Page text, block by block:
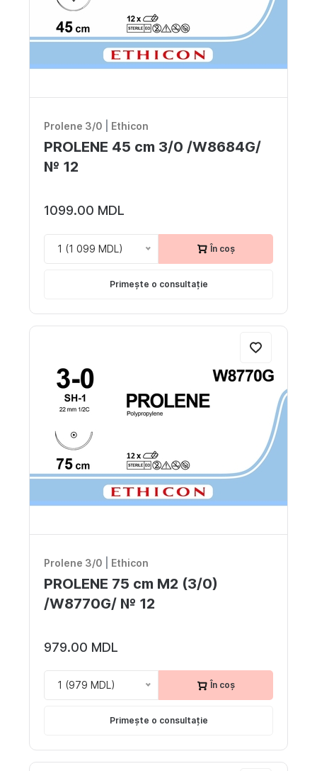
Prolene 3/0 Ethicon
PROLENE 45 cm 3/0 /W8684G/
№ 12
1099.00 MDL
1 (1 099 MDL) În coș
Primește o consultație
Prolene 3/0 Ethicon
PROLENE 75 cm M2 (3/0)
/W8770G/ № 12
979.00 MDL
1 (979 MDL) În coș
Primește o consultație